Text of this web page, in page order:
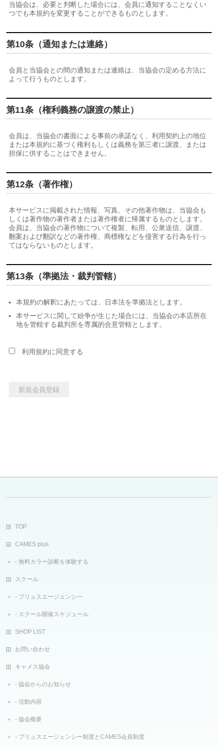
当協会は、必要と判断した場合には、会員に通知することなくい
つでも本規約を変更することができるものとします。
第10条（通知または連絡）
会員と当協会との間の通知または連絡は、当協会の定める方法に
よって行うものとします。
第11条（権利義務の譲渡の禁止）
会員は、当協会の書面による事前の承諾なく、利用契約上の地位
または本規約に基づく権利もしくは義務を第三者に譲渡、または
担保に供することはできません。
第12条（著作権）
本サービスに掲載された情報、写真、その他著作物は、当協会も
しくは著作物の著作者または著作権者に帰属するものとします。
会員は、当協会の著作物について複製、転用、公衆送信、譲渡、
翻案および翻訳などの著作権、商標権などを侵害する行為を行っ
てはならないものとします。
第13条（準拠法・裁判管轄）
本規約の解釈にあたっては、日本法を準拠法とします。
本サービスに関して紛争が生じた場合には、当協会の本店所在
地を管轄する裁判所を専属的合意管轄とします。
利用規約に同意する
TOP
CAMES plus
無料カラー診断を体験する
スクール
プリュスエージェンシ一
スクール開催スケジュール
SHOP LIST
お問い合わせ
キャメス協会
協会からのお知らせ
活動内容
協会概要
プリュスエージェンシー制度とCAMES会員制度